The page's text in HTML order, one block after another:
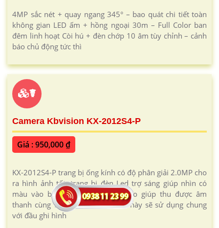
4MP sắc nét + quay ngang 345° – bao quát chi tiết toàn
không gian LED ấm + hồng ngoại 30m – Full Color ban
đêm linh hoạt Còi hú + đèn chớp 10 âm tùy chỉnh – cảnh
báo chủ động tức thì
☤
Camera Kbvision KX-2012S4-P
Giá : 950,000 ₫
KX-2012S4-P trang bị ống kính có độ phân giải 2.0MP cho
ra hình ảnh tốt, trang bị đèn Led trợ sáng giúp nhìn có
màu vào ban đêm, tích hợp micro giúp thu được âm
thanh cùng với hình ảnh, camera này sẽ sử dụng chung
với đầu ghi hình